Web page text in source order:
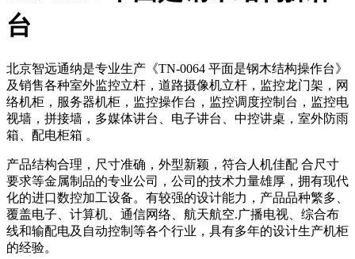
台
北京智远通纳是专业生产《TN-0064 平面是钢木结构操作台》
及销售各种室外监控立杆，道路摄像机立杆，监控龙门架，网
络机柜，服务器机柜，监控操作台，监控调度控制台，监控电
视墙，拼接墙，多媒体讲台、电子讲台、中控讲桌，室外防雨
箱、配电柜箱 。
产品结构合理，尺寸准确，外型新颖，符合人机佳配 合尺寸
要求等金属制品的专业公司，公司的技术力量雄厚，拥有现代
化的进口数控加工设备。有较强的设计能力，产品品种繁多、
覆盖电子、计算机、通信网络、航天航空.广播电视、综合布
线和输配电及自动控制等各个行业，具有多年的设计生产机柜
的经验。